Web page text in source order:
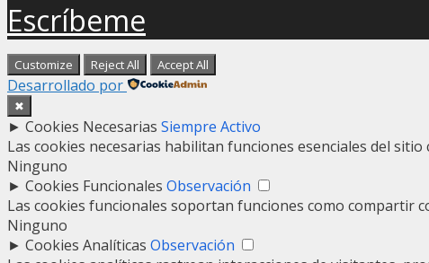
Escríbeme
Customize Reject All Accept All
Desarrollado por
✖
► Cookies Necesarias Siempre Activo
Las cookies necesarias habilitan funciones esenciales del
Ninguno
► Cookies Funcionales Observación
Las cookies funcionales soportan funciones como compartir
Ninguno
► Cookies Analíticas Observación